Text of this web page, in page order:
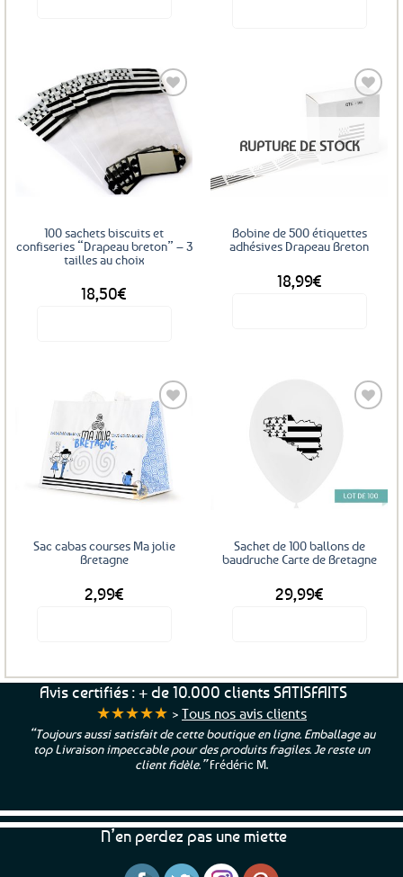
Ajouter
aux
favoris
100 sachets biscuits et
confiseries “Drapeau breton” – 3
tailles au choix
18,50€
options
peuvent
Ajouter
aux
favoris
RUPTURE DE STOCK
Bobine de 500 étiquettes
adhésives Drapeau Breton
18,99€
Ajouter
aux
favoris
Sac cabas courses Ma jolie
Bretagne
2,99€
Sachet de 100 ballons de
baudruche Carte de Bretagne
29,99€
Avis certifiés : + de 10.000 clients SATISFAITS
★★★★★ > Tous nos avis clients
“Toujours aussi satisfait de cette boutique en ligne. Emballage au
top Livraison impeccable pour des produits fragiles. Je reste un
client fidèle.”Frédéric M.
N’en perdez pas une miette